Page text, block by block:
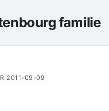
familie
2011-09-09